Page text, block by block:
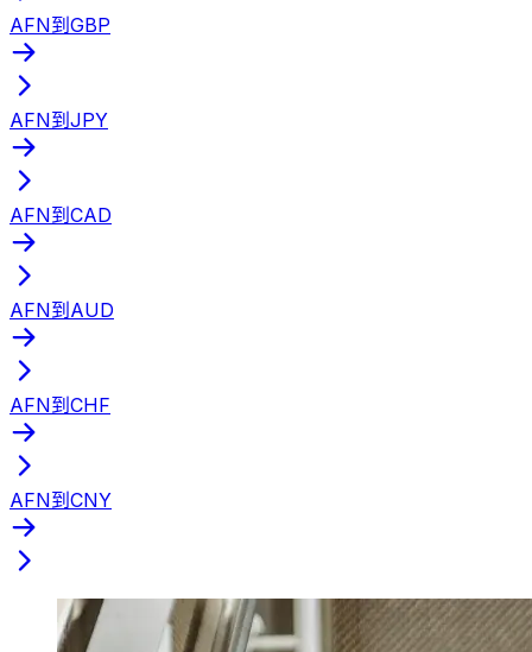
AFN到GBP
AFN到JPY
AFN到CAD
AFN到AUD
AFN到CHF
AFN到CNY